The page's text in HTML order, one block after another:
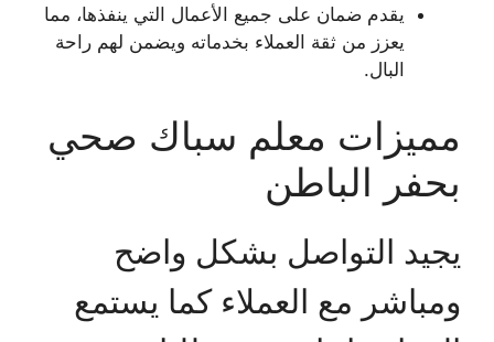
يقدم ضمان على جميع الأعمال التي ينفذها، مما
يعزز من ثقة العملاء بخدماته ويضمن لهم راحة
البال.
مميزات معلم سباك صحي
بحفر الباطن
يجيد التواصل بشكل واضح
ومباشر مع العملاء كما يستمع